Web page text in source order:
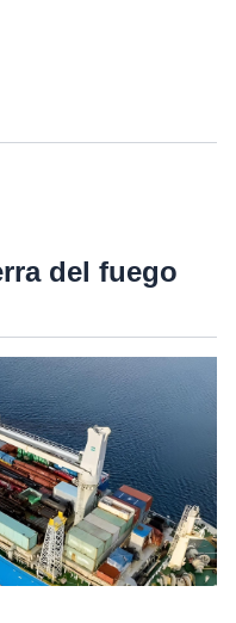
del fuego